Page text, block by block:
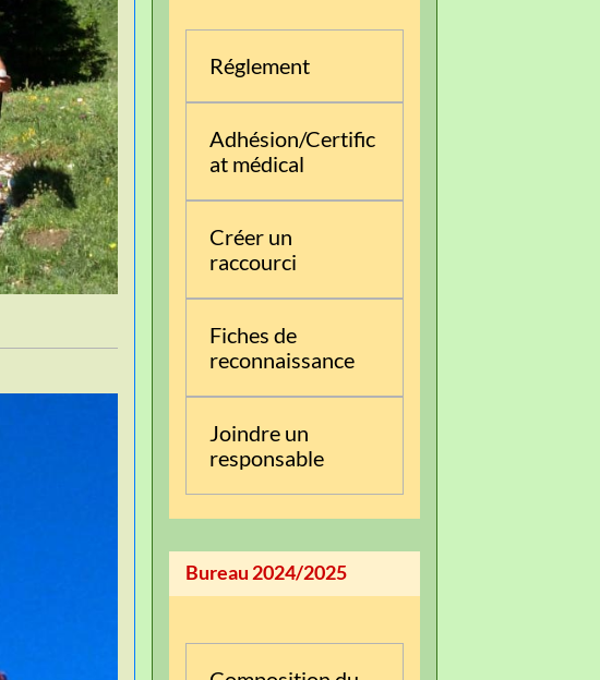
Réglement
Adhésion/Certific
at médical
Créer un
raccourci
Fiches de
reconnaissance
Joindre un
responsable
Bureau 2024/2025